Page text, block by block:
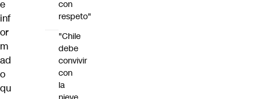
e
inf
or
m
ad
o
qu
con
respeto"
"Chile
debe
convivir
con
la